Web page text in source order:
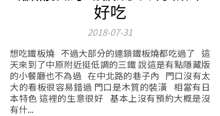
好吃
2018-07-31
想吃鐵板燒 不過大部分的連鎖鐵板燒都吃過了 這
天來到了中原附近挺低調的三鐵 說這是有點隱藏版
的小餐廳也不為過 在中北路的巷子內 門口沒有太
大的看板很容易錯過 門口是木質的裝潢 相當有日
本特色 這裡的生意很好 基本上沒有預約大概是沒
有什...